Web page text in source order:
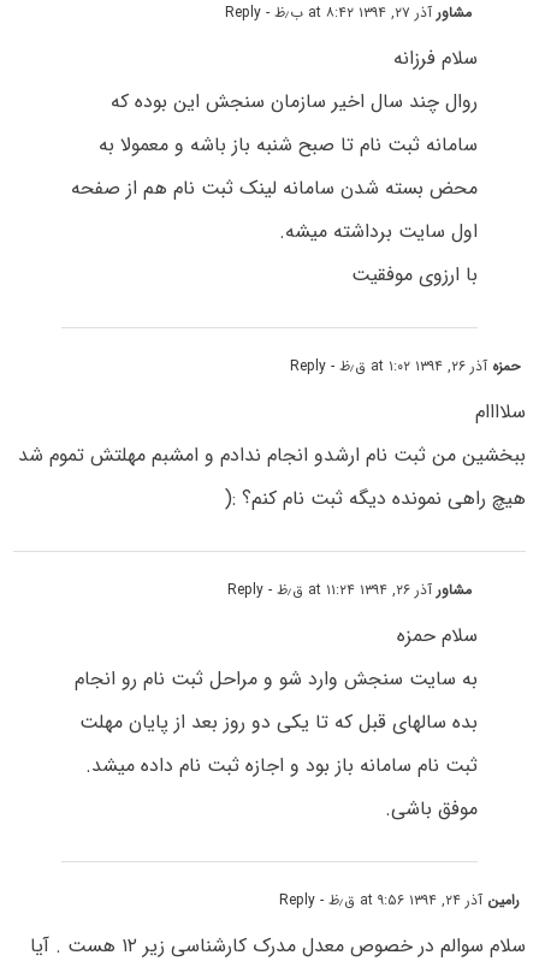
مشاورآذر ۲۷, ۱۳۹۴ at ۸:۴۲ ب٫ظ - Reply
سلام فرزانه
روال چند سال اخیر سازمان سنجش این بوده که
سامانه ثبت نام تا صبح شنبه باز باشه و معمولا به
محض بسته شدن سامانه لینک ثبت نام هم از صفحه
اول سایت برداشته میشه.
با ارزوی موفقیت
حمزه آذر ۲۶, ۱۳۹۴ at ۱:۰۲ ق٫ظ - Reply
سلاااام
ببخشین من ثبت نام ارشدو انجام ندادم و امشبم مهلتش تموم شد
هیچ راهی نمونده دیگه ثبت نام کنم؟ :(
مشاورآذر ۲۶, ۱۳۹۴ at ۱۱:۲۴ ق٫ظ - Reply
سلام حمزه
به سایت سنجش وارد شو و مراحل ثبت نام رو انجام
بده سالهای قبل که تا یکی دو روز بعد از پایان مهلت
ثبت نام سامانه باز بود و اجازه ثبت نام داده میشد.
موفق باشی.
رامین آذر ۲۴, ۱۳۹۴ at ۹:۵۶ ق٫ظ - Reply
سلام سوالم در خصوص معدل مدرک کارشناسی زیر ۱۲ هست . آیا